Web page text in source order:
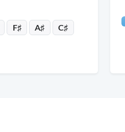
F♯ A♯ C♯